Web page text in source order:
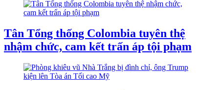
Tân Tổng thống Colombia tuyên thệ
nhậm chức, cam kết trấn áp tội phạm